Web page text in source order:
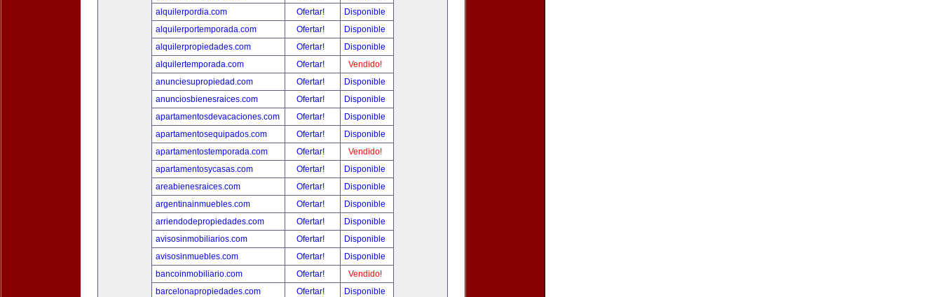
alquilerpordia.com
Ofertar!
Disponible
alquilerportemporada.com
Ofertar!
Disponible
alquilerpropiedades.com
Ofertar!
Disponible
alquilertemporada.com
Ofertar!
Vendido!
anunciesupropiedad.com
Ofertar!
Disponible
anunciosbienesraices.com
Ofertar!
Disponible
apartamentosdevacaciones.com
Ofertar!
Disponible
apartamentosequipados.com
Ofertar!
Disponible
apartamentostemporada.com
Ofertar!
Vendido!
apartamentosycasas.com
Ofertar!
Disponible
areabienesraices.com
Ofertar!
Disponible
argentinainmuebles.com
Ofertar!
Disponible
arriendodepropiedades.com
Ofertar!
Disponible
avisosinmobiliarios.com
Ofertar!
Disponible
avisosinmuebles.com
Ofertar!
Disponible
bancoinmobiliario.com
Ofertar!
Vendido!
barcelonapropiedades.com
Ofertar!
Disponible